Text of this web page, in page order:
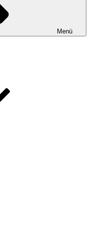
Menü